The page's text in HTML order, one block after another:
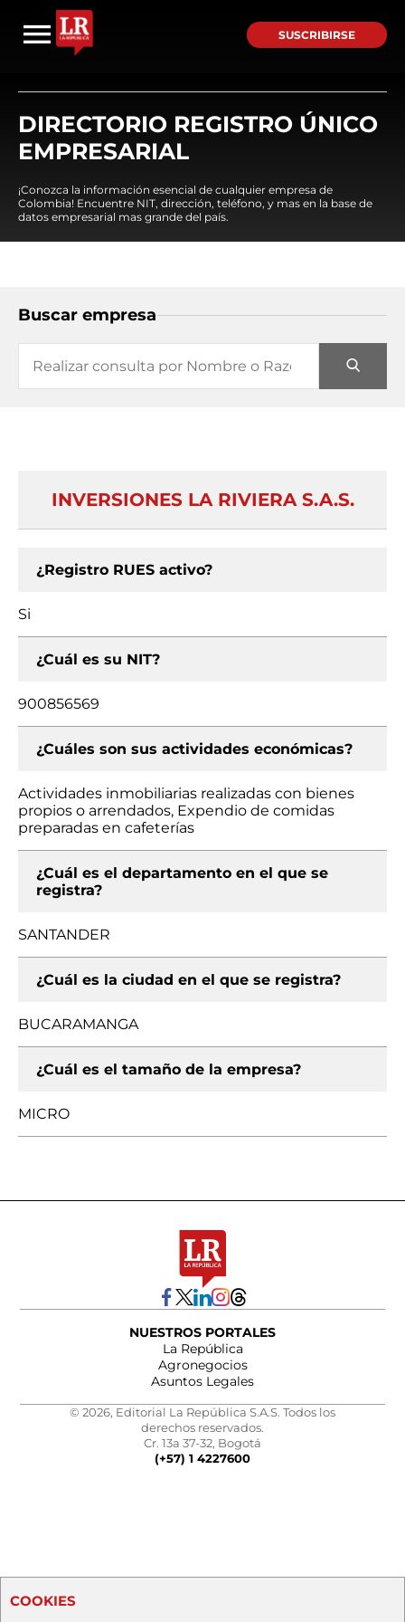
SUSCRIBIRSE
DIRECTORIO REGISTRO ÚNICO
EMPRESARIAL
¡Conozca la información esencial de cualquier empresa de
Colombia! Encuentre NIT, dirección, teléfono, y mas en la base de
datos empresarial mas grande del país.
Buscar empresa
INVERSIONES LA RIVIERA S.A.S.
¿Registro RUES activo?
Si
¿Cuál es su NIT?
900856569
¿Cuáles son sus actividades económicas?
Actividades inmobiliarias realizadas con bienes
propios o arrendados, Expendio de comidas
preparadas en cafeterías
¿Cuál es el departamento en el que se
registra?
SANTANDER
¿Cuál es la ciudad en el que se registra?
BUCARAMANGA
¿Cuál es el tamaño de la empresa?
MICRO
NUESTROS PORTALES
La República
Agronegocios
Asuntos Legales
© 2026, Editorial La República S.A.S. Todos los
derechos reservados.
Cr. 13a 37-32, Bogotá
(+57) 1 4227600
COOKIES